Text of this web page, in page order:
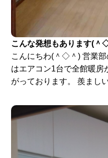
こんな発想もあります(＾
こんにちわ(＾◇＾) 営業
はエアコン1台で全館暖房
がっております。 羨まし